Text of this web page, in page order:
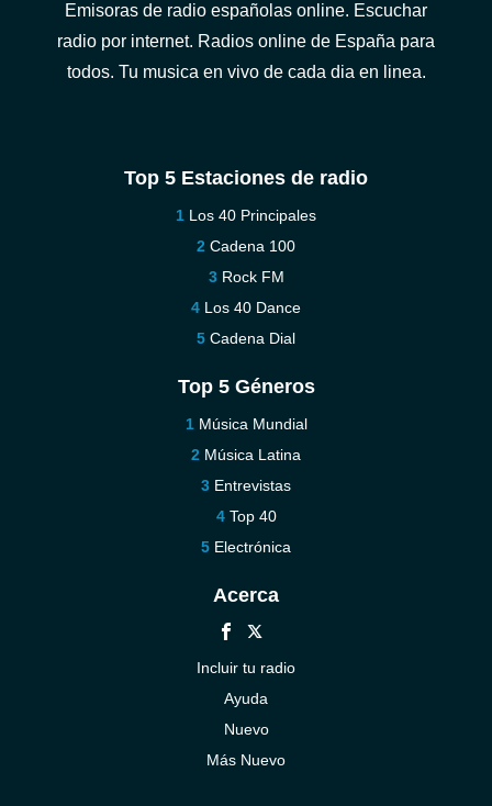
Emisoras de radio españolas online. Escuchar
radio por internet. Radios online de España para
todos. Tu musica en vivo de cada dia en linea.
Top 5 Estaciones de radio
Los 40 Principales
Cadena 100
Rock FM
Los 40 Dance
Cadena Dial
Top 5 Géneros
Música Mundial
Música Latina
Entrevistas
Top 40
Electrónica
Acerca
Incluir tu radio
Ayuda
Nuevo
Más Nuevo